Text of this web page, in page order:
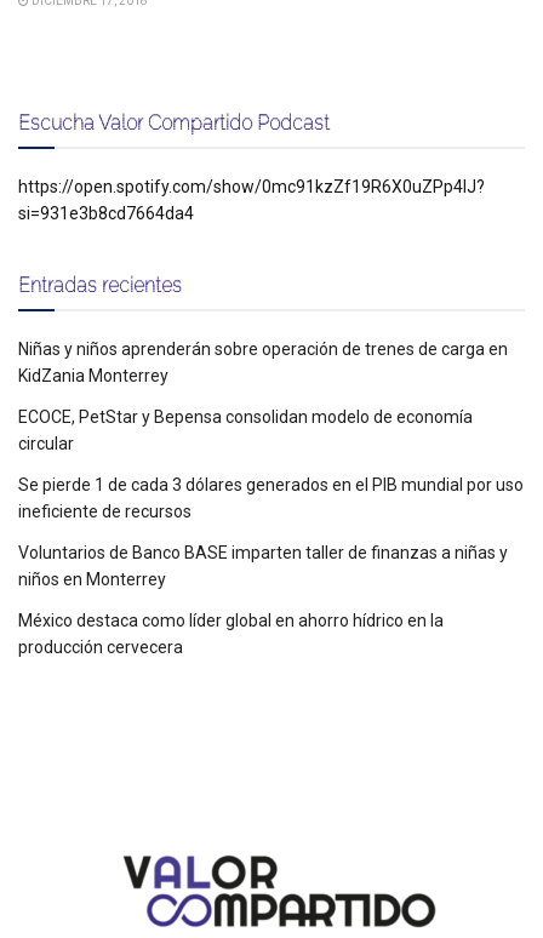
Escucha Valor Compartido Podcast
https://open.spotify.com/show/0mc91kzZf19R6X0uZPp4IJ?
si=931e3b8cd7664da4
Entradas recientes
Niñas y niños aprenderán sobre operación de trenes de carga en
KidZania Monterrey
ECOCE, PetStar y Bepensa consolidan modelo de economía
circular
Se pierde 1 de cada 3 dólares generados en el PIB mundial por uso
ineficiente de recursos
Voluntarios de Banco BASE imparten taller de finanzas a niñas y
niños en Monterrey
México destaca como líder global en ahorro hídrico en la
producción cervecera